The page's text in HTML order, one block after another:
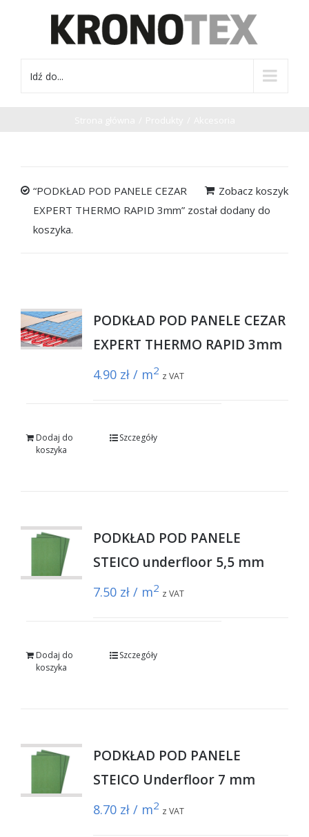
Idź do...
Zobacz koszyk
“PODKŁAD POD PANELE CEZAR
EXPERT THERMO RAPID 3mm” został dodany do
koszyka.
PODKŁAD POD PANELE CEZAR
EXPERT THERMO RAPID 3mm
4.90 zł / m2 z VAT
Dodaj do
koszyka
Szczegóły
PODKŁAD POD PANELE
STEICO underfloor 5,5 mm
7.50 zł / m2 z VAT
Dodaj do
koszyka
Szczegóły
PODKŁAD POD PANELE
STEICO Underfloor 7 mm
8.70 zł / m2 z VAT